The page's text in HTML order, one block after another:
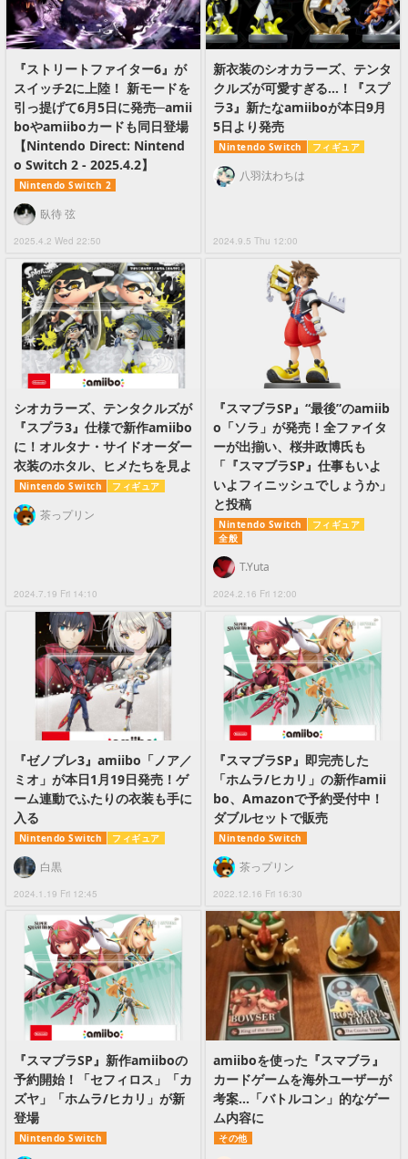
『ストリートファイター6』が
スイッチ2に上陸！ 新モードを
引っ提げて6月5日に発売─amii
boやamiiboカードも同日登場
【Nintendo Direct: Nintend
o Switch 2 - 2025.4.2】
Nintendo Switch 2
2025.4.2 Wed 22:50
臥待 弦
新衣装のシオカラーズ、テンタ
クルズが可愛すぎる…！『スプ
ラ3』新たなamiiboが本日9月
5日より発売
Nintendo Switch フィギュア
2024.9.5 Thu 12:00
八羽汰わちは
シオカラーズ、テンタクルズが
『スプラ3』仕様で新作amiibo
に！オルタナ・サイドオーダー
衣装のホタル、ヒメたちを見よ
Nintendo Switch フィギュア
2024.7.19 Fri 14:10
茶っプリン
『スマブラSP』“最後”のamiib
o「ソラ」が発売！全ファイタ
ーが出揃い、桜井政博氏も
「『スマブラSP』仕事もいよ
いよフィニッシュでしょうか」
と投稿
Nintendo Switch
フィギュア
全般
2024.2.16 Fri 12:00
T.Yuta
『ゼノブレ3』amiibo「ノア／
ミオ」が本日1月19日発売！ゲ
ーム連動でふたりの衣装も手に
入る
Nintendo Switch フィギュア
2024.1.19 Fri 12:45
白黒
『スマブラSP』即完売した
「ホムラ/ヒカリ」の新作amii
bo、Amazonで予約受付中！
ダブルセットで販売
Nintendo Switch
2022.12.16 Fri 16:30
茶っプリン
『スマブラSP』新作amiiboの
予約開始！「セフィロス」「カ
ズヤ」「ホムラ/ヒカリ」が新
登場
Nintendo Switch
amiiboを使った『スマブラ』
カードゲームを海外ユーザーが
考案…「バトルコン」的なゲー
ム内容に
その他